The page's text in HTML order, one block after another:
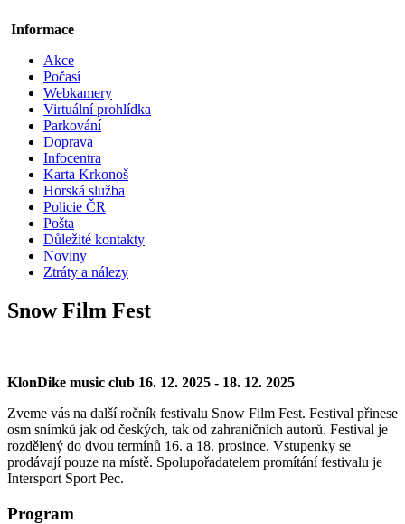
Informace
Akce
Počasí
Webkamery
Virtuální prohlídka
Parkování
Doprava
Infocentra
Karta Krkonoš
Horská služba
Policie ČR
Pošta
Důležité kontakty
Noviny
Ztráty a nálezy
Snow Film Fest
KlonDike music club 16. 12. 2025 - 18. 12. 2025
Zveme vás na další ročník festivalu Snow Film Fest. Festival přinese
osm snímků jak od českých, tak od zahraničních autorů. Festival je
rozdělený do dvou termínů 16. a 18. prosince. Vstupenky se
prodávají pouze na místě. Spolupořadatelem promítání festivalu je
Intersport Sport Pec.
Program